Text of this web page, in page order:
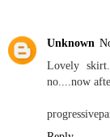
Unknown
Lovely
no....now